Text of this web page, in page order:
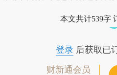
本文共计539字
登录后获取已
财新通会员